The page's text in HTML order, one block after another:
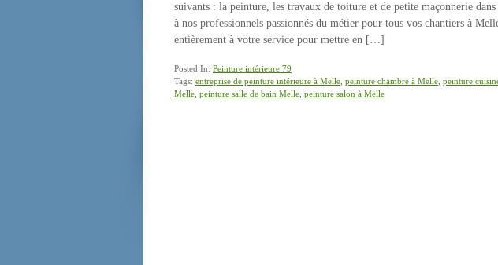
suivants : la peinture, les travaux de toiture et de petite maçonnerie
à nos professionnels passionnés du métier pour tous vos chantiers à
entièrement à votre service pour mettre en […]
Posted In: Peinture intérieure 79
Tags: entreprise de peinture intérieure à Melle peinture chambre à Melle peinture
Melle peinture salle de bain Melle peinture salon à Melle